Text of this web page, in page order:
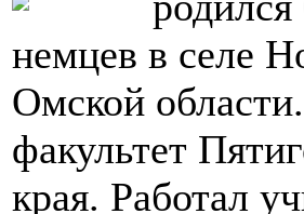
немцев в селе
Омской
факультет
края. Работал